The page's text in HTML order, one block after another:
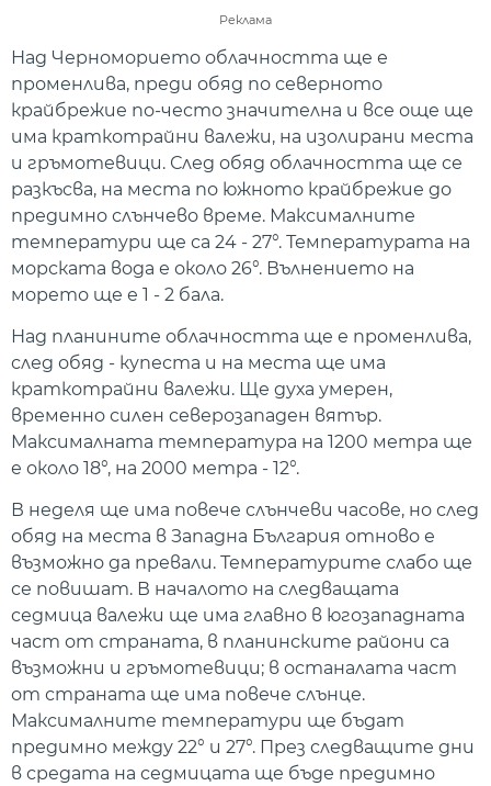
Реклама
Над Черноморието облачността ще е
променлива, преди обяд по северното
крайбрежие по-често значителна и все още ще
има краткотрайни валежи, на изолирани места
и гръмотевици. След обяд облачността ще се
разкъсва, на места по южното крайбрежие до
предимно слънчево време. Максималните
температури ще са 24 - 27°. Температурата на
морската вода е около 26°. Вълнението на
морето ще е 1 - 2 бала.
Над планините облачността ще е променлива,
след обяд - купеста и на места ще има
краткотрайни валежи. Ще духа умерен,
временно силен северозападен вятър.
Максималната температура на 1200 метра ще
е около 18°, на 2000 метра - 12°.
В неделя ще има повече слънчеви часове, но след
обяд на места в Западна България отново е
възможно да превали. Температурите слабо ще
се повишат. В началото на следващата
седмица валежи ще има главно в югозападната
част от страната, в планинските райони са
възможни и гръмотевици; в останалата част
от страната ще има повече слънце.
Максималните температури ще бъдат
предимно между 22° и 27°. През следващите дни
в средата на седмицата ще бъде предимно